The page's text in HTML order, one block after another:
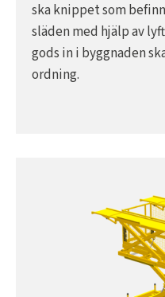
ska knippet som
släden med hjälp av
gods in i byggnaden
ordning.